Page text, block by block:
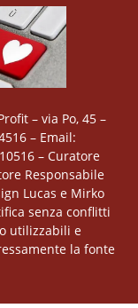
– via Po, 45 –
– Email:
– Curatore
Responsabile
Lucas e Mirko
senza conflitti
utilizzabili e
la fonte